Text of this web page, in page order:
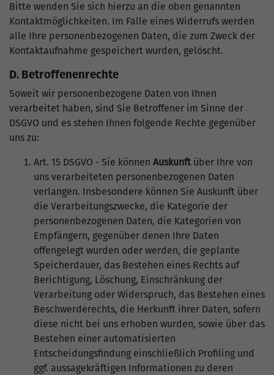
Bitte wenden Sie sich hierzu an die oben genannten
Kontaktmöglichkeiten. Im Falle eines Widerrufs werden
alle Ihre personenbezogenen Daten, die zum Zweck der
Kontaktaufnahme gespeichert wurden, gelöscht.
D. Betroffenenrechte
Soweit wir personenbezogene Daten von Ihnen
verarbeitet haben, sind Sie Betroffener im Sinne der
DSGVO und es stehen Ihnen folgende Rechte gegenüber
uns zu:
Art. 15 DSGVO - Sie können Auskunft über Ihre von
uns verarbeiteten personenbezogenen Daten
verlangen. Insbesondere können Sie Auskunft über
die Verarbeitungszwecke, die Kategorie der
personenbezogenen Daten, die Kategorien von
Empfängern, gegenüber denen Ihre Daten
offengelegt wurden oder werden, die geplante
Speicherdauer, das Bestehen eines Rechts auf
Berichtigung, Löschung, Einschränkung der
Verarbeitung oder Widerspruch, das Bestehen eines
Beschwerderechts, die Herkunft ihrer Daten, sofern
diese nicht bei uns erhoben wurden, sowie über das
Bestehen einer automatisierten
Entscheidungsfindung einschließlich Profiling und
ggf. aussagekräftigen Informationen zu deren